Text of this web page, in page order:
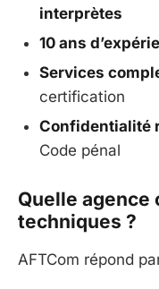
interprètes
10 ans
Services
certification
Confidentialité
Code pénal
Quelle
techniques ?
AFTCom répond